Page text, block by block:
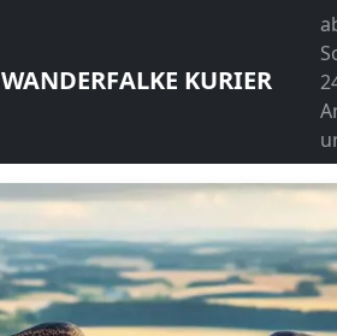
WANDERFALKE KURIER